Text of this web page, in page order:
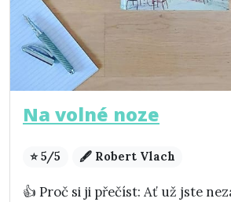
Na volné noze
⭐ 5/5 🖋️ Robert Vlach
👍 Proč si ji přečíst: Ať už jste